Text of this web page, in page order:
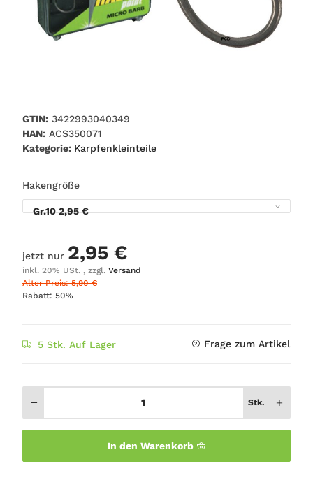
GTIN: 3422993040349
HAN: ACS350071
Kategorie: Karpfenkleinteile
Hakengröße
Gr.10 2,95 €
jetzt nur 2,95 €
inkl. 20% USt. , zzgl. Versand
Alter Preis: 5,90 €
Rabatt: 50%
5 Stk. Auf Lager Frage zum Artikel
Stk.
In den Warenkorb